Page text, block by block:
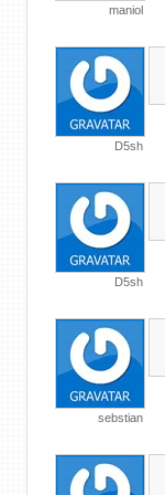
maniol
D5sh
D5sh
sebstian